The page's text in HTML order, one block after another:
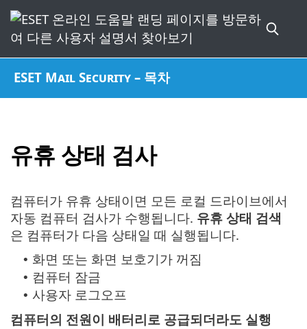
ESET Mail Security – 목차
유휴 상태 검사
컴퓨터가 유휴 상태이면 모든 로컬 드라이브에서
자동 컴퓨터 검사가 수행됩니다. 유휴 상태 검색
은 컴퓨터가 다음 상태일 때 실행됩니다.
• 화면 또는 화면 보호기가 꺼짐
• 컴퓨터 잠금
• 사용자 로그오프
컴퓨터의 전원이 배터리로 공급되더라도 실행